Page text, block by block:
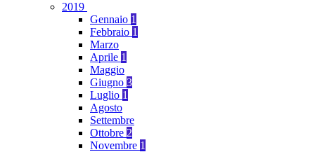
2019
Gennaio 1
Febbraio 1
Marzo
Aprile 1
Maggio
Giugno 3
Luglio 1
Agosto
Settembre
Ottobre 2
Novembre 1